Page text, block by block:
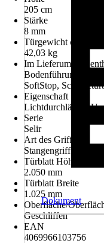
205 cm
Stärke
8 mm
Türgewicht ca.
42,03 kg
Im Lieferumfang
Bodenführung,
SoftStop,
Eigenschaft
Lichtdurchlässig,
Serie
Selir
Art des Griffs
Stangengriff
Türblatt Höhe
2.050 mm
Türblatt Breite
1.025 mm
Oberfläche/
Geschliffen
EAN
4069966103756
Dokument